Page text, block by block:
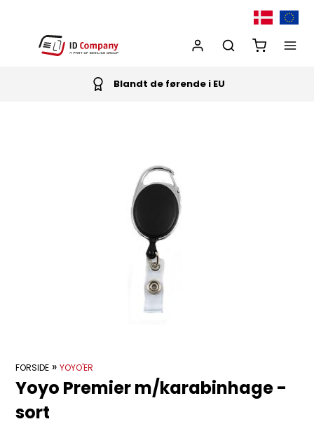
Blandt de førende i EU
FORSIDE »YOYO'ER
Yoyo Premier m/karabinhage -
sort